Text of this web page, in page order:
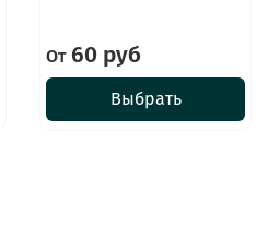
От60 руб
Выбрать